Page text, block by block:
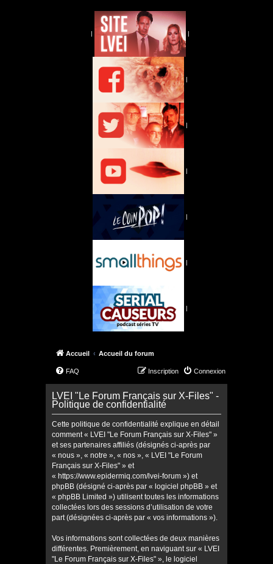
| |
|
|
|
|
|
|
Accueil Accueil du forum
FAQ Connexion
Inscription
LVEI "Le Forum Français sur X-Files" -
Politique de confidentialité
Cette politique de confidentialité explique en détail
comment « LVEI "Le Forum Français sur X-Files" »
et ses partenaires affiliés (désignés ci-après par
« nous », « notre », « nos », « LVEI "Le Forum
Français sur X-Files" » et
« https://www.epidermiq.com/lvei-forum ») et
phpBB (désigné ci-après par « logiciel phpBB » et
« phpBB Limited ») utilisent toutes les informations
collectées lors des sessions d’utilisation de votre
part (désignées ci-après par « vos informations »).
Vos informations sont collectées de deux manières
différentes. Premièrement, en naviguant sur « LVEI
"Le Forum Français sur X-Files" », le logiciel